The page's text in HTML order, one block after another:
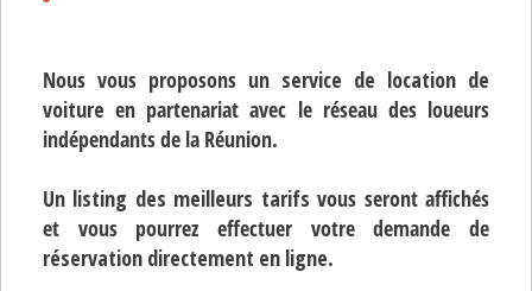
Nous vous proposons un service de location de
voiture en partenariat avec le réseau des loueurs
indépendants de la Réunion.
Un listing des meilleurs tarifs vous seront affichés
et vous pourrez effectuer votre demande de
réservation directement en ligne.